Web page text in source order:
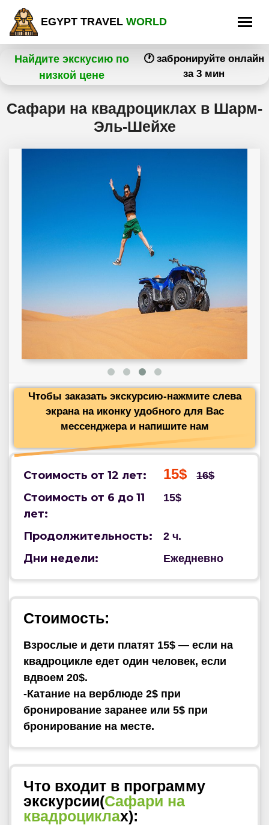
EGYPT TRAVEL WORLD
Найдите экскусию по
низкой цене
🕐 забронируйте онлайн
за 3 мин
Сафари на квадроциклах в Шарм-
Эль-Шейхе
Чтобы заказать экскурсию-нажмите слева
экрана на иконку удобного для Вас
мессенджера и напишите нам
Стоимость от 12 лет: 15$ 16$
Стоимость от 6 до 11
лет:
15$
Продолжительность: 2 ч.
Дни недели: Ежедневно
Стоимость:
Взрослые и дети платят 15$ — если на
квадроцикле едет один человек, если
вдвоем 20$.
-Катание на верблюде 2$ при
бронирование заранее или 5$ при
бронирование на месте.
Что входит в программу
экскурсии(Сафари на
квадроциклах):